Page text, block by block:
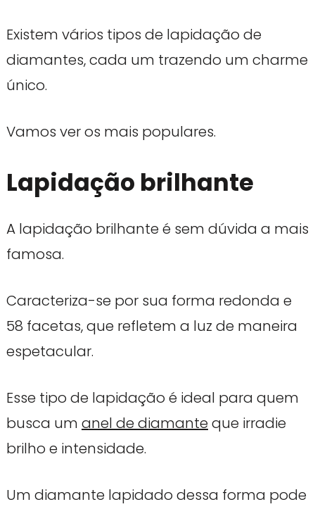
Existem vários tipos de lapidação de
diamantes, cada um trazendo um charme
único.
Vamos ver os mais populares.
Lapidação brilhante
A lapidação brilhante é sem dúvida a mais
famosa.
Caracteriza-se por sua forma redonda e
58 facetas, que refletem a luz de maneira
espetacular.
Esse tipo de lapidação é ideal para quem
busca um anel de diamante que irradie
brilho e intensidade.
Um diamante lapidado dessa forma pode